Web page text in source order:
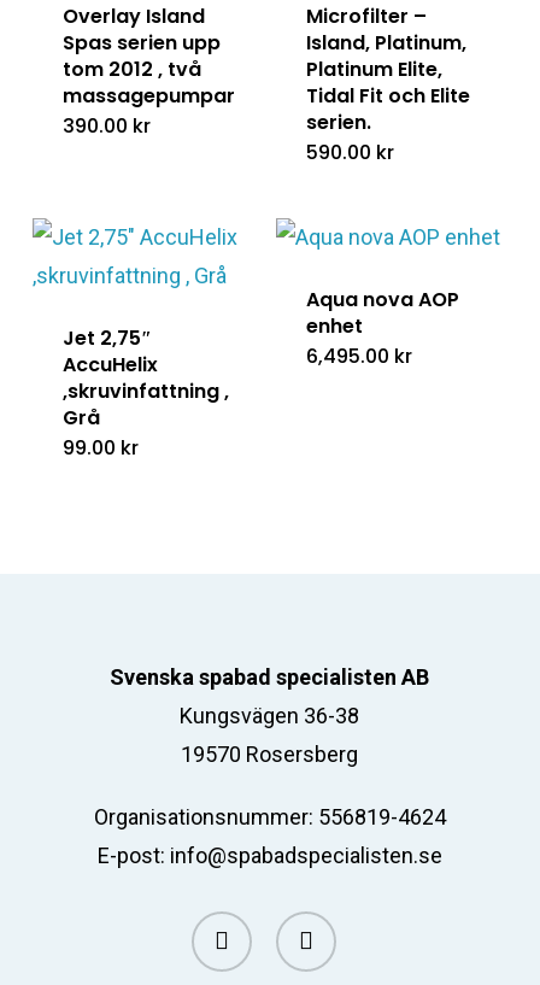
Overlay Island
Spas serien upp
tom 2012 , två
massagepumpar
390.00 kr
Microfilter –
Island, Platinum,
Platinum Elite,
Tidal Fit och Elite
serien.
590.00 kr
Jet 2,75″
AccuHelix
,skruvinfattning ,
Grå
99.00 kr
Aqua nova AOP
enhet
6,495.00 kr
Svenska spabad specialisten AB
Kungsvägen 36-38
19570 Rosersberg
Organisationsnummer: 556819-4624
E-post: info@spabadspecialisten.se
facebook email